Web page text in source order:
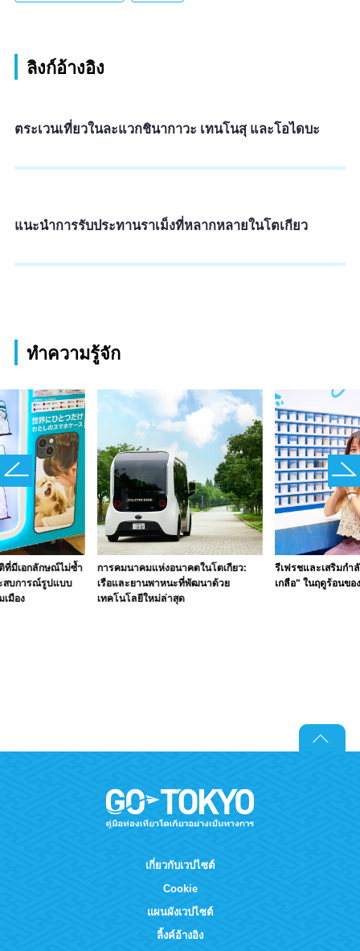
ลิงก์อ้างอิง
ตระเวนเที่ยวในละแวกชินากาวะ เทนโนสุ และโอไดบะ
แนะนำการรับประทานราเม็งที่หลากหลายในโตเกียว
ทำความรู้จัก
ที่มีเอกลักษณ์ไม่ซ้ำ
สบการณ์รูปแบบ
เมือง
การคมนาคมแห่งอนาคตในโตเกียว:
เรือและยานพาหนะที่พัฒนาด้วย
เทคโนโลยีใหม่ล่าสุด
รีเฟรชและเสริมกำ
เกลือ" ในฤดูร้อนขอ
เกี่ยวกับเวปไซต์
Cookie
แผนผังเวปไซต์
ลิ้งค์อ้างอิง